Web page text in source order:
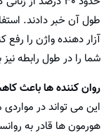
طول آن خبر دادند.
آزار دهنده واژن را
شما را در طول رابطه نیز
روان کننده ها باعث
این می تواند در
هورمون ها قادر به